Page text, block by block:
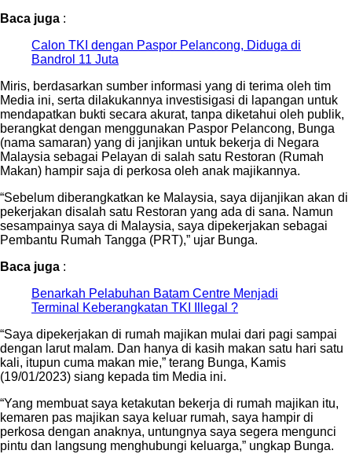
Baca juga :
Calon TKI dengan Paspor Pelancong, Diduga di
Bandrol 11 Juta
Miris, berdasarkan sumber informasi yang di terima oleh tim
Media ini, serta dilakukannya investisigasi di lapangan untuk
mendapatkan bukti secara akurat, tanpa diketahui oleh publik,
berangkat dengan menggunakan Paspor Pelancong, Bunga
(nama samaran) yang di janjikan untuk bekerja di Negara
Malaysia sebagai Pelayan di salah satu Restoran (Rumah
Makan) hampir saja di perkosa oleh anak majikannya.
“Sebelum diberangkatkan ke Malaysia, saya dijanjikan akan di
pekerjakan disalah satu Restoran yang ada di sana. Namun
sesampainya saya di Malaysia, saya dipekerjakan sebagai
Pembantu Rumah Tangga (PRT),” ujar Bunga.
Baca juga :
Benarkah Pelabuhan Batam Centre Menjadi
Terminal Keberangkatan TKI Illegal ?
“Saya dipekerjakan di rumah majikan mulai dari pagi sampai
dengan larut malam. Dan hanya di kasih makan satu hari satu
kali, itupun cuma makan mie,” terang Bunga, Kamis
(19/01/2023) siang kepada tim Media ini.
“Yang membuat saya ketakutan bekerja di rumah majikan itu,
kemaren pas majikan saya keluar rumah, saya hampir di
perkosa dengan anaknya, untungnya saya segera mengunci
pintu dan langsung menghubungi keluarga,” ungkap Bunga.